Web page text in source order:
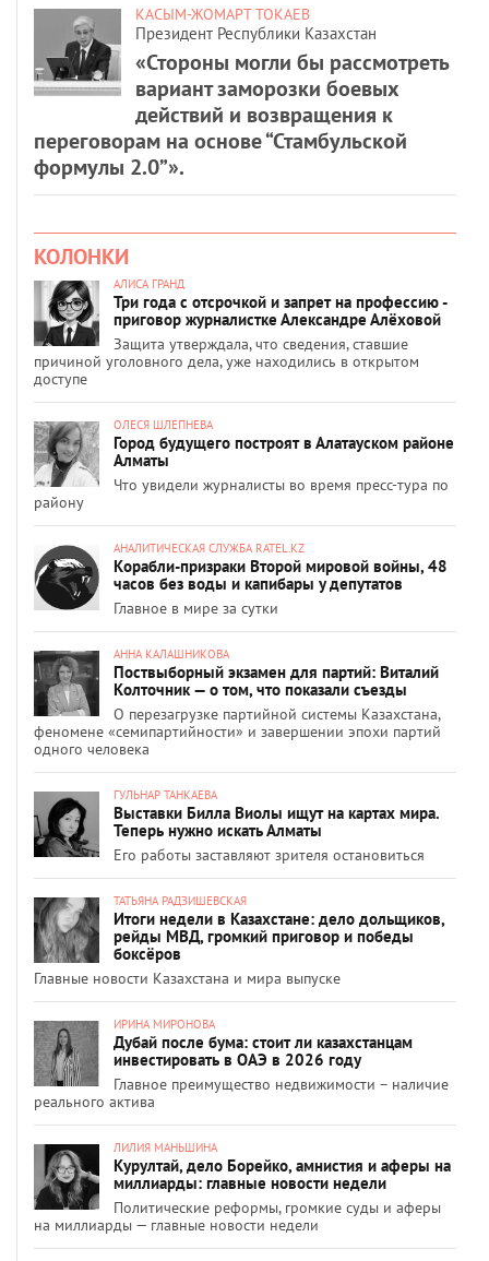
КАСЫМ-ЖОМАРТ ТОКАЕВ
Президент Республики Казахстан
«Стороны могли бы рассмотреть
вариант заморозки боевых
действий и возвращения к
переговорам на основе “Стамбульской
формулы 2.0”».
КОЛОНКИ
АЛИСА ГРАНД
Три года с отсрочкой и запрет на профессию -
приговор журналистке Александре Алёховой
Защита утверждала, что сведения, ставшие
причиной уголовного дела, уже находились в открытом
доступе
ОЛЕСЯ ШЛЕПНЕВА
Город будущего построят в Алатауском районе
Алматы
Что увидели журналисты во время пресс-тура по
району
АНАЛИТИЧЕСКАЯ СЛУЖБА RATEL.KZ
Корабли-призраки Второй мировой войны, 48
часов без воды и капибары у депутатов
Главное в мире за сутки
АННА КАЛАШНИКОВА
Поствыборный экзамен для партий: Виталий
Колточник — о том, что показали съезды
О перезагрузке партийной системы Казахстана,
феномене «семипартийности» и завершении эпохи партий
одного человека
ГУЛЬНАР ТАНКАЕВА
Выставки Билла Виолы ищут на картах мира.
Теперь нужно искать Алматы
Его работы заставляют зрителя остановиться
ТАТЬЯНА РАДЗИШЕВСКАЯ
Итоги недели в Казахстане: дело дольщиков,
рейды МВД, громкий приговор и победы
боксёров
Главные новости Казахстана и мира выпуске
ИРИНА МИРОНОВА
Дубай после бума: стоит ли казахстанцам
инвестировать в ОАЭ в 2026 году
Главное преимущество недвижимости – наличие
реального актива
ЛИЛИЯ МАНЬШИНА
Курултай, дело Борейко, амнистия и аферы на
миллиарды: главные новости недели
Политические реформы, громкие суды и аферы
на миллиарды — главные новости недели